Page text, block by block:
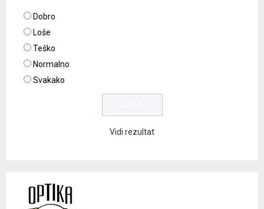
Dobro
Loše
Teško
Normalno
Svakako
Vidi rezultat